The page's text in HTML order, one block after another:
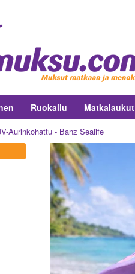
Ruokailu Matkalaukut
Aurinkohattu - Banz Sealife